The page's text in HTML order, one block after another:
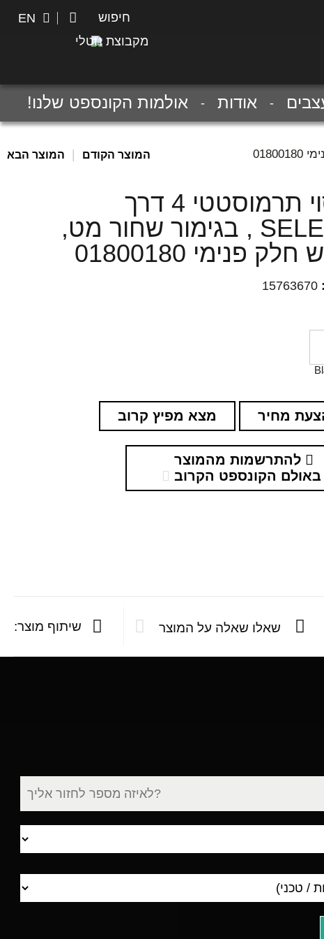
חיפוש EN
מקבוצת נוטלי
אודות אולמות הקונספט שלנו!
המוצר הקודם המוצר הבא
כיסוי תרמוסטטי 4 דרך
SELECT , בגימור שחור מט,
פנימי 01800180
15763670
מחיר מצא מפיץ קרוב
להתרשמות מהמוצר
באולם הקונספט הקרוב
שאלו שאלה על המוצר שיתוף מוצר: